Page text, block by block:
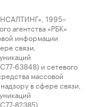
1995–
агентства «РБК»
информации
связи,
63848) и сетевого
массовой
в сфере связи,
82385)